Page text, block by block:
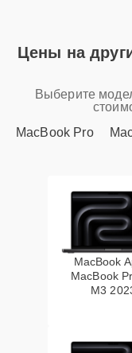
Цены на
Выберите
MacBook Pro
MacBook
MacBook
M3